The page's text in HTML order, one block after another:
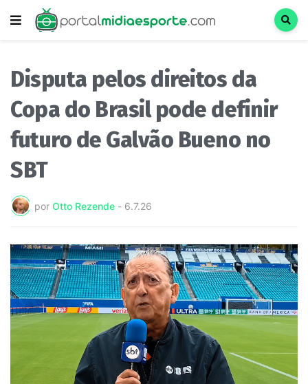
Disputa pelos direitos da
Copa do Brasil pode definir
futuro de Galvão Bueno no
SBT
por Otto Rezende - 6.7.26